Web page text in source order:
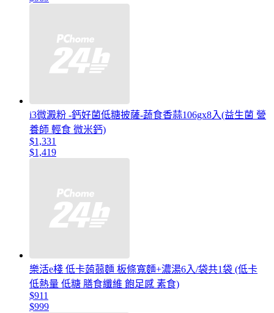
i3微澱粉 -鈣好菌低糖披薩-蔬食香蒜106gx8入(益生菌 營
養師 輕食 微米鈣)
$1,331
$1,419
樂活e棧 低卡蒟蒻麵 板條寬麵+濃湯6入/袋共1袋 (低卡
低熱量 低糖 膳食纖維 飽足感 素食)
$911
$999